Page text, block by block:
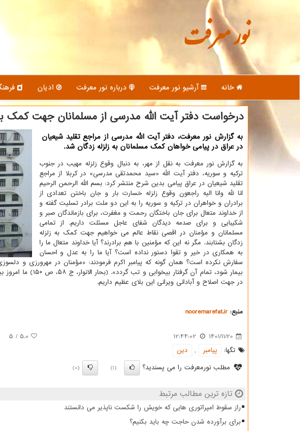
نور معرفت
خانه آرشیو نور معرفت درباره نور معرفت ادیان
درخواست دفتر آیت الله مدرسی از مسلمانان جهت کمک به
به گزارش نور معرفت، دفتر آیت الله مدرسی از مراجع تقلید شیعیان
در عراق در پیامی خواهان کمک مسلمانان به زلزله زدگان شد.
به گزارش نور معرفت به نقل از مهر، به دنبال وقوع زلزله مهیب در جنوب
ترکیه و سوریه، دفتر آیت الله «سید محمدتقی مدرسی» در کربلا از مراجع
تقلید شیعیان در عراق پیامی بدین شرح منتشر کرد: بسم الله الرحمن الرحیم
انا لله وانا الیه راجعون وقوع زلزله خسارت بار و جان باختن تعدادی از
برادران و خواهران در ترکیه و سوریه را به این دو ملت برادر تسلیت گفته و
از خداوند متعال برای جان باختگان رحمت و مغفرت، برای بازماندگان صبر و
شکیبایی و برای صدمه دیدگان شفای عاجل مسئلت داریم. از تمامی
مسلمانان و مؤمنان در اقصی نقاط عالم می خواهیم جهت کمک به زلزله
زدگان بشتابند. مگر نه این که مؤمنین با هم برادرند؟ آیا خداوند متعال ما را
به همکاری در خیر و تقوا دستور نداده است؟ آیا ما را به عدل و احسان
سفارش نکرده است؟ همان گونه که پیامبر اکرم فرمودند: «مؤمنان در مهرورزی و
بیمار شود، تمام آن
در جهت اصلاح و آبادانی ویرانی این بلای عظیم داریم.
منبع: nooremarefat.ir
1401/11/20
12:44:02
5.0
/
5
تگها:
پیامبر ,
دین
مطلب نورمعرفت را می پسندید؟
(1)
(0)
تازه ترین مطالب مرتبط
راز سقوط امپراتوری هایی که خویش را شکست ناپذیر می دانستند
برای برآورده شدن حاجت چه باید بکنیم؟